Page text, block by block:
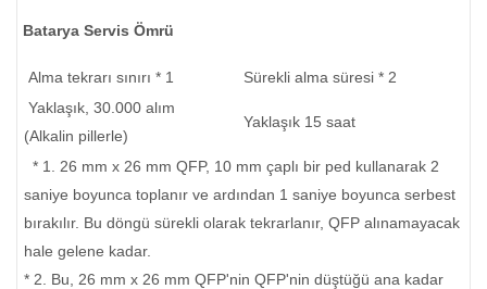
Batarya Servis Ömrü
Alma tekrarı sınırı * 1
Sürekli alma süresi * 2
Yaklaşık, 30.000 alım
(Alkalin pillerle)
Yaklaşık 15 saat
* 1. 26 mm x 26 mm QFP, 10 mm çaplı bir ped kullanarak 2
saniye boyunca toplanır ve ardından 1 saniye boyunca serbest
bırakılır. Bu döngü sürekli olarak tekrarlanır, QFP alınamayacak
hale gelene kadar.
* 2. Bu, 26 mm x 26 mm QFP'nin QFP'nin düştüğü ana kadar